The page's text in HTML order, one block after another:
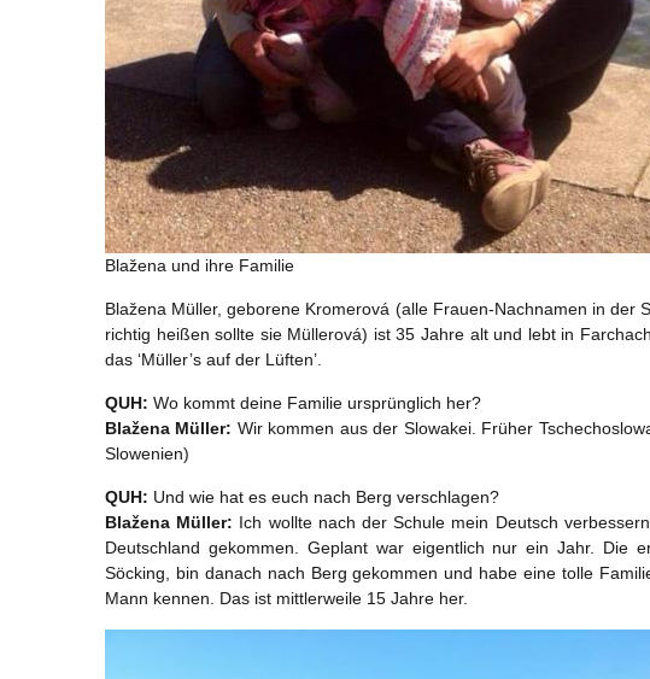
Blažena und ihre Familie
Blažena Müller, geborene Kromerová (alle Frauen-Nachnamen in der
richtig heißen sollte sie Müllerová) ist 35 Jahre alt und lebt in
das ‘Müller’s auf der Lüften’.
QUH: Wo kommt deine Familie ursprünglich her?
Blažena Müller: Wir kommen aus der Slowakei. Früher
Slowenien)
QUH: Und wie hat es euch nach Berg verschlagen?
Blažena Müller: Ich wollte nach der Schule mein Deutsch
Deutschland gekommen. Geplant war eigentlich nur ein Jahr. Die
Söcking, bin danach nach Berg gekommen und habe eine tolle
Mann kennen. Das ist mittlerweile 15 Jahre her.